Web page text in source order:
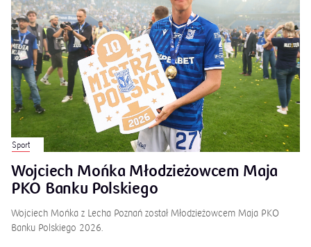
Sport
Wojciech Mońka Młodzieżowcem Maja
PKO Banku Polskiego
Wojciech Mońka z Lecha Poznań został Młodzieżowcem Maja PKO
Banku Polskiego 2026.